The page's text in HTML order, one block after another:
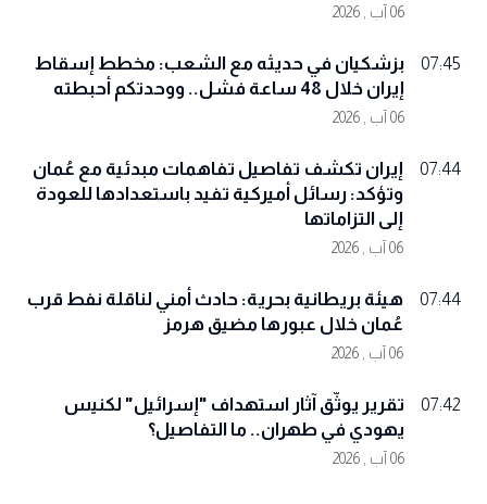
06 آب , 2026
07:45
بزشكيان في حديثه مع الشعب: مخطط إسقاط
إيران خلال 48 ساعة فشل.. ووحدتكم أحبطته
06 آب , 2026
07:44
إيران تكشف تفاصيل تفاهمات مبدئية مع عُمان
وتؤكد: رسائل أميركية تفيد باستعدادها للعودة
إلى التزاماتها
06 آب , 2026
07:44
هيئة بريطانية بحرية: حادث أمني لناقلة نفط قرب
عُمان خلال عبورها مضيق هرمز
06 آب , 2026
07:42
تقرير يوثّق آثار استهداف "إسرائيل" لكنيس
يهودي في طهران.. ما التفاصيل؟
06 آب , 2026